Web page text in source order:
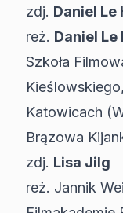
zdj. Daniel Le
reż. Daniel Le
Szkoła
Katowicach
Brązowa
zdj. Lisa Jilg
reż. Jannik